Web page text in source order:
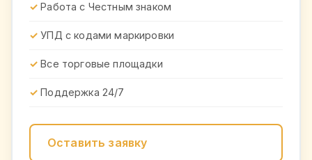
Работа с Честным знаком
УПД с кодами маркировки
Все торговые площадки
Поддержка 24/7
Оставить заявку